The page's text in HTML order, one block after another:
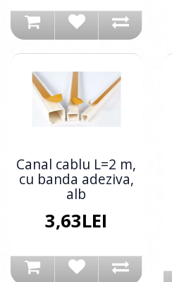
Canal cablu L=2 m,
cu banda adeziva,
alb
3,63LEI